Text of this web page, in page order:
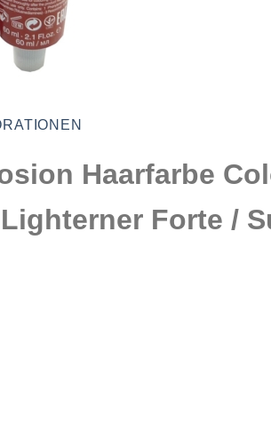
Haarfarbe
Forte /